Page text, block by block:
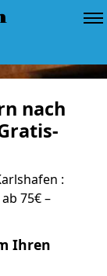
nach
:
75€ –
Ihren